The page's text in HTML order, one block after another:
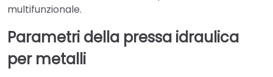
multifunzionale.
Parametri della pressa idraulica
per metalli